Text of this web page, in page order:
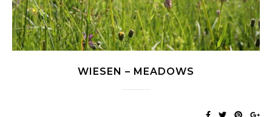
WIESEN – MEADOWS